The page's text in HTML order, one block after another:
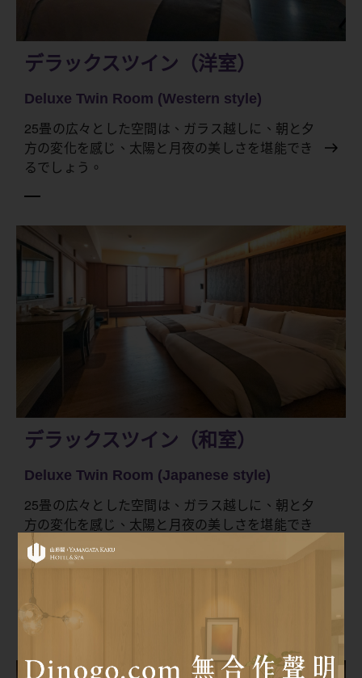
デラックスツイン（洋室）
Deluxe Twin Room (Western style)
25畳の広々とした空間は、ガラス越しに、朝と夕
方の変化を感じ、太陽と月夜の美しさを堪能でき
るでしょう。
デラックスツイン（和室）
Deluxe Twin Room (Japanese style)
25畳の広々とした空間は、ガラス越しに、朝と夕
方の変化を感じ、太陽と月夜の美しさを堪能でき
るでしょう。また、部屋内には宜蘭県で三代にわ
たって手作りされた唯一の畳が配置されており、
い自然を感じることができます。